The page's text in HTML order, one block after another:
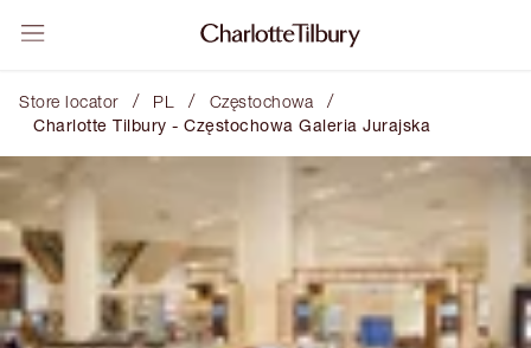
Store locator / PL / Częstochowa /
Charlotte Tilbury - Częstochowa Galeria Jurajska